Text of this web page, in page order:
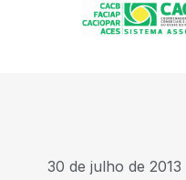
30 de julho de 2013